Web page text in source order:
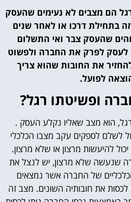
הם מצבים לא נעימים שהעסק
בתחילת דרכו או לאחר שנים
שהעסק צבר ואי התשלום
לעסק לפרק את החברה ולפשוט
את החובות שהוא צריך
לפועל.
ופשיטתו רגל?
הוא מצב שאליו נקלע העסק .
לשלם לספקים עקב מצבו הכלכלי
להיעשות מרצון או שלא מרצון.
שנעשה שלא מרצון, יש לנצל את
של החברה אשר נמצאים
את חובותיה השונים. מצב זה